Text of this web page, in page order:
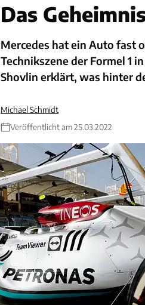
Das
Mercedes hat ein Auto fast
Technikszene der Formel 1
Shovlin erklärt, was hinter
Michael Schmidt
Veröffentlicht am 25.03.2022